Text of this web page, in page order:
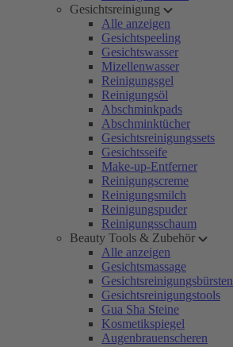
Gesichtsreinigung
Alle anzeigen
Gesichtspeeling
Gesichtswasser
Mizellenwasser
Reinigungsgel
Reinigungsöl
Abschminkpads
Abschminktücher
Gesichtsreinigungssets
Gesichtsseife
Make-up-Entferner
Reinigungscreme
Reinigungsmilch
Reinigungspuder
Reinigungsschaum
Beauty Tools & Zubehör
Alle anzeigen
Gesichtsmassage
Gesichtsreinigungsbürsten
Gesichtsreinigungstools
Gua Sha Steine
Kosmetikspiegel
Augenbrauenscheren